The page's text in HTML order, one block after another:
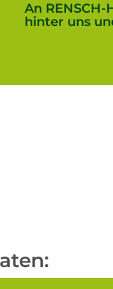
An
hinter uns